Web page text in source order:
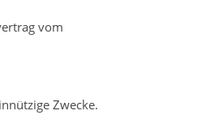
vom
Zwecke.